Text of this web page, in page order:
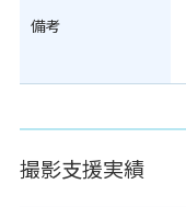
備考
撮影支援実績